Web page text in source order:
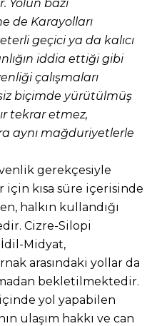
Yolun bazı
de Karayolları
geçici ya da kalıcı
iddia ettiği gibi
çalışmaları
biçimde yürütülmüş
tekrar etmez,
aynı mağduriyetlerle
gerekçesiyle
için kısa süre içerisinde
halkın kullandığı
Cizre-Silopi
İdil-Midyat,
arasındaki yollar da
bekletilmektedir.
yol yapabilen
ulaşım hakkı ve can